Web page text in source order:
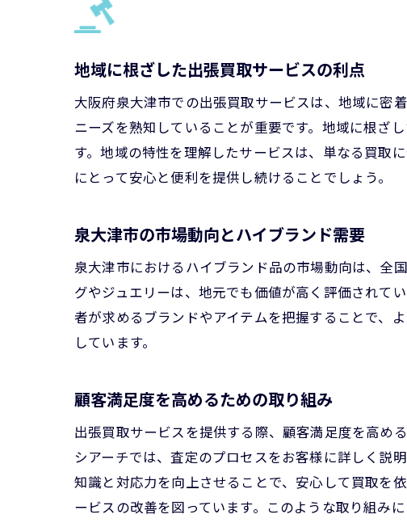
地域に根ざした出張買取サービスの利点
大阪府泉大津市での出張買取サービスは、地域に密
ニーズを熟知していることが重要です。地域に根ざ
す。地域の特性を理解したサービスは、単なる買取
にとって安心と便利を提供し続けることでしょう。
泉大津市の市場動向とハイブランド需要
泉大津市におけるハイブランド品の市場動向は、全
グやジュエリーは、地元でも価値が高く評価されて
者が求めるブランドやアイテムを把握することで、
しています。
顧客満足度を高めるための取り組み
出張買取サービスを提供する際、顧客満足度を高め
シアーチでは、査定のプロセスをお客様に詳しく説
知識と対応力を向上させることで、安心して買取を
ービスの改善を図っています。このような取り組み